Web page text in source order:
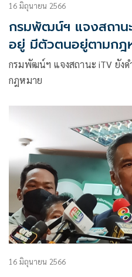
16 มิถุนายน 2566
กรมพัฒน์ฯ แจงสถาน
อยู่ มีตัวตนอยู่ตามกฎ
กรมพัฒน์ฯ แจงสถานะ iTV ยัง
กฎหมาย
16 มิถุนายน 2566